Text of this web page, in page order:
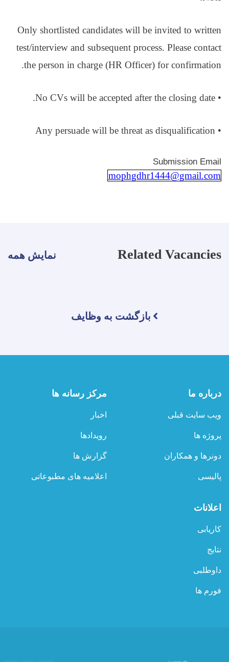
Only shortlisted candidates will be invited to written
test/interview and subsequent process. Please contact
the person in charge (HR Officer) for confirmation.
• No CVs will be accepted after the closing date.
• Any persuade will be threat as disqualification
Submission Email
mophgdhr1444@gmail.com
Related Vacancies نمایش همه
بازگشت به وظایف
درباره ما
ویب سایت قبلی
پروژه ها
دونرها و همکاران
پالیسی
مرکز رسانه ها
اخبار
رویدادها
گزارش ها
اعلامیه های مطبوعاتی
اعلانات
کاریابی
نتایج
داوطلبی
فورم ها